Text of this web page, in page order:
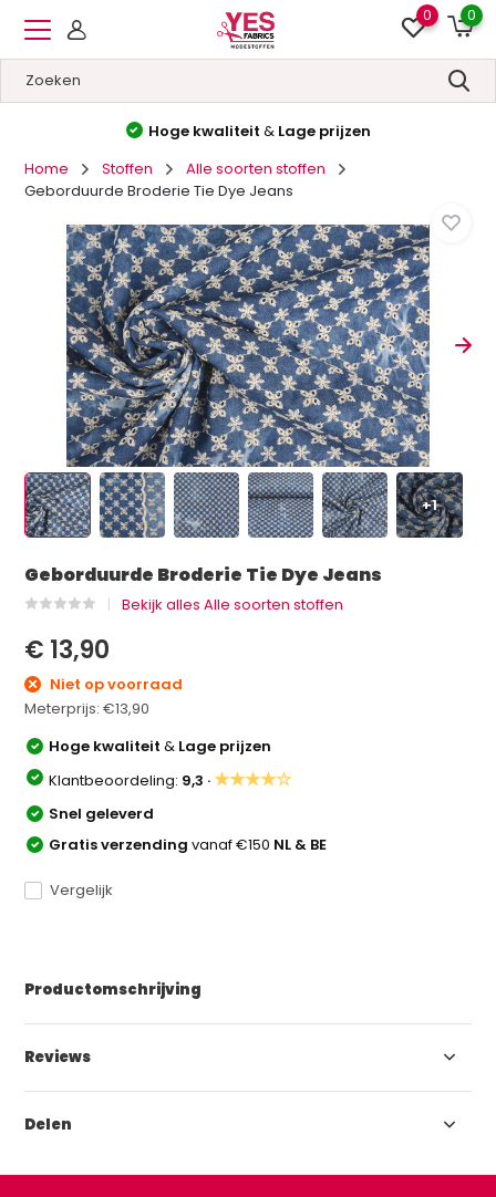
0 0
Hoge kwaliteit & Lage prijzen
Home
Stoffen
Alle soorten stoffen
Geborduurde Broderie Tie Dye Jeans
+1
Geborduurde Broderie Tie Dye Jeans
Bekijk alles Alle soorten stoffen
€ 13,90
Niet op voorraad
Meterprijs:€13,90
Hoge kwaliteit& Lage prijzen
Klantbeoordeling: 9,3 ·★★★★☆
Snel geleverd
Gratis verzendingvanaf €150 NL & BE
Vergelijk
Productomschrijving
Reviews
Delen